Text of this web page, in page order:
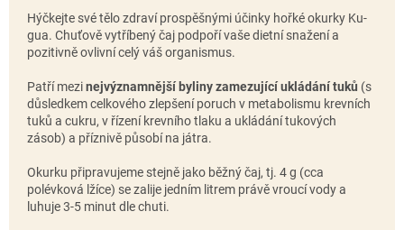
Hýčkejte své tělo zdraví prospěšnými účinky hořké okurky Ku-
gua. Chuťově vytříbený čaj podpoří vaše dietní snažení a
pozitivně ovlivní celý váš organismus.
Patří mezinejvýznamnější byliny zamezující ukládání tuků (s
důsledkem celkového zlepšení poruch v metabolismu krevních
tuků a cukru, v řízení krevního tlaku a ukládání tukových
zásob) a příznivě působí na játra.
Okurku připravujeme stejně jako běžný čaj, tj. 4 g (cca
polévková lžíce) se zalije jedním litrem právě vroucí vody a
luhuje 3-5 minut dle chuti.